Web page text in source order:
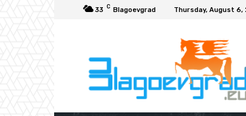
33 C Blagoevgrad Thursday, August 6,